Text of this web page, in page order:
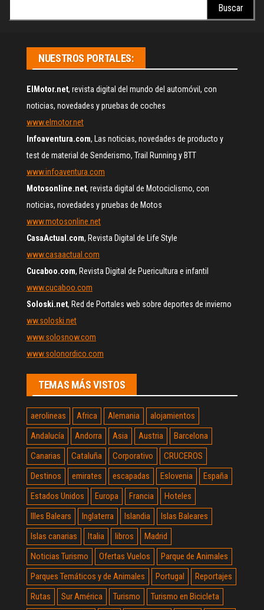
NUESTROS PORTALES:
ElMotor.net, revista digital del mundo del automóvil, con
noticias, novedades y pruebas de coches
www.elmotor.net
Infoaventura.com, Las noticias, novedades de producto y
test de material de Senderismo, Trail Running y BTT
www.infoaventura.com
Motosonline.net, revista digital de Motociclismo, con
noticias, novedades y pruebas de Motos
www.motosonline.net
CasaActual.com, Revista Digital de Life Style
www.casaactual.com
Cucaboo.com, Revista Digital de Puericultura e infantil
www.cucaboo.com
Soloski.net, Red de Portales web sobre deportes de invierno
ww.soloski.net
www.solosnow.com
www.solonordico.com
TEMAS MÁS VISTOS
aerolineas Africa Alemania
alojamientos
Andalucía
Andorra Asia Austria
Barcelona
Canarias
Cataluña Corporativo
CRUCEROS
Destinos
emirates escapadas Eslovenia
España
Estados Unidos
Europa Francia
Hoteles
Illes Balears
Inglaterra Islandia
Islas Baleares
Islas canarias
Italia libros
Madrid
Noticias Turismo
Ofertas Vuelos
Parque de Animales
Parques Temáticos y de Animales
Portugal
Reportajes
Rutas
Sur América Turismo
Turismo en Bicicleta